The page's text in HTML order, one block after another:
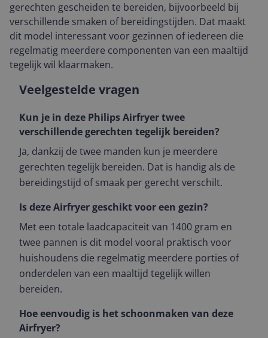
gerechten gescheiden te bereiden, bijvoorbeeld bij
verschillende smaken of bereidingstijden. Dat maakt
dit model interessant voor gezinnen of iedereen die
regelmatig meerdere componenten van een maaltijd
tegelijk wil klaarmaken.
Veelgestelde vragen
Kun je in deze Philips Airfryer twee
verschillende gerechten tegelijk bereiden?
Ja, dankzij de twee manden kun je meerdere
gerechten tegelijk bereiden. Dat is handig als de
bereidingstijd of smaak per gerecht verschilt.
Is deze Airfryer geschikt voor een gezin?
Met een totale laadcapaciteit van 1400 gram en
twee pannen is dit model vooral praktisch voor
huishoudens die regelmatig meerdere porties of
onderdelen van een maaltijd tegelijk willen
bereiden.
Hoe eenvoudig is het schoonmaken van deze
Airfryer?